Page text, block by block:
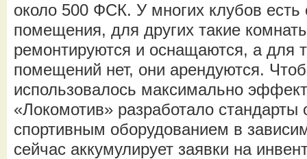
около 500 ФСК. У многих клубов есть
помещения, для других такие
ремонтируются и оснащаются, а для
помещений нет, они арендуются.
использовалось максимально
«Локомотив» разработало
спортивным оборудованием в
сейчас аккумулирует заявки на